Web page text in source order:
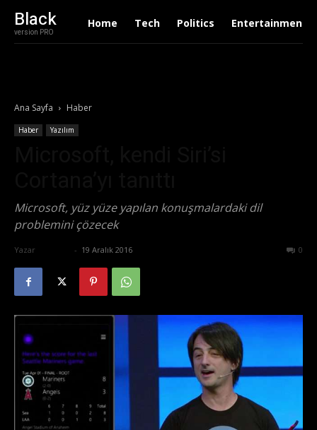
Black
version PRO
Home Tech Politics Entertainment
Ana Sayfa Haber
Haber Yazılım
Microsoft, yüz yüze yapılan konuşmalardaki dil
problemini çözecek
Yazar - 19 Aralık 2016 0